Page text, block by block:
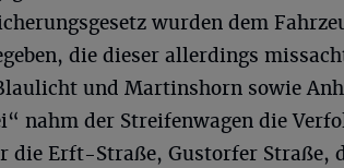
wurden dem
die dieser allerdings
und Martinshorn sowie
nahm der Streifenwagen die
die Erft-Straße, Gustorfer Straße,